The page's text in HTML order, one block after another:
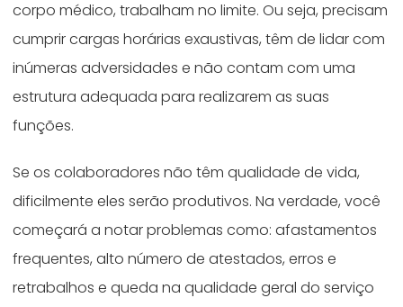
corpo médico, trabalham no limite. Ou seja, precisam
cumprir cargas horárias exaustivas, têm de lidar com
inúmeras adversidades e não contam com uma
estrutura adequada para realizarem as suas
funções.
Se os colaboradores não têm qualidade de vida,
dificilmente eles serão produtivos. Na verdade, você
começará a notar problemas como: afastamentos
frequentes, alto número de atestados, erros e
retrabalhos e queda na qualidade geral do serviço